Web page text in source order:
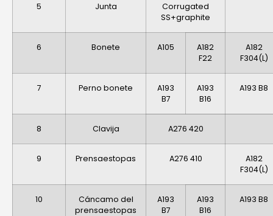
5 Junta
Corrugated
SS+graphite
6 Bonete A105
A182
F22
A182
F304(L)
7 Perno bonete
A193
B7
A193
B16
A193 B8
8 Clavija A276 420
9 Prensaestopas A276 410
A182
F304(L)
10
Cáncamo del
prensaestopas
A193
B7
A193
B16
A193 B8